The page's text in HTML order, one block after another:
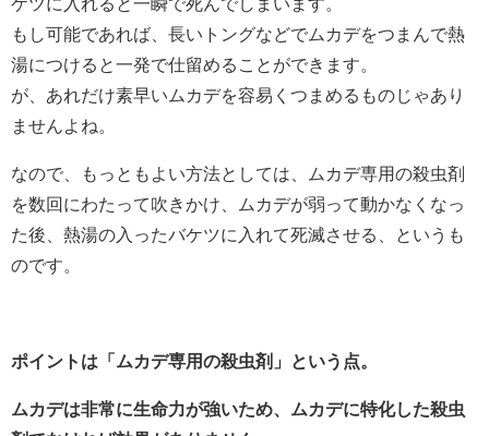
ケツに入れると一瞬で死んでしまいます。
もし可能であれば、長いトングなどでムカデをつまんで熱
湯につけると一発で仕留めることができます。
が、あれだけ素早いムカデを容易くつまめるものじゃあり
ませんよね。
なので、もっともよい方法としては、ムカデ専用の殺虫剤
を数回にわたって吹きかけ、ムカデが弱って動かなくなっ
た後、熱湯の入ったバケツに入れて死滅させる、というも
のです。
ポイントは「ムカデ専用の殺虫剤」という点。
ムカデは非常に生命力が強いため、ムカデに特化した殺虫